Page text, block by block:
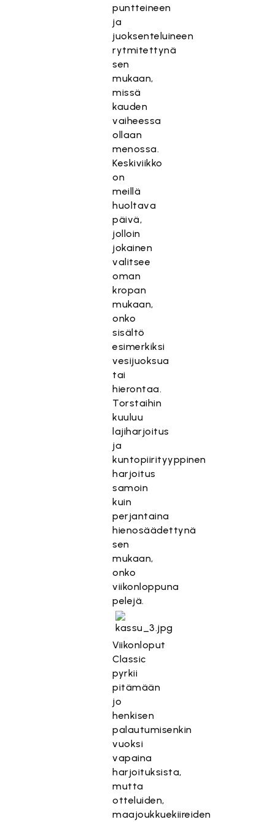
puntteineen
ja
juoksenteluineen
rytmitettynä
sen
mukaan,
missä
kauden
vaiheessa
ollaan
menossa.
Keskiviikko
on
meillä
huoltava
päivä,
jolloin
jokainen
valitsee
oman
kropan
mukaan,
onko
sisältö
esimerkiksi
vesijuoksua
tai
hierontaa.
Torstaihin
kuuluu
lajiharjoitus
ja
kuntopiirityyppinen
harjoitus
samoin
kuin
perjantaina
hienosäädettynä
sen
mukaan,
onko
viikonloppuna
pelejä.
Viikonloput
Classic
pyrkii
pitämään
jo
henkisen
palautumisenkin
vuoksi
vapaina
harjoituksista,
mutta
otteluiden,
maajoukkuekiireiden